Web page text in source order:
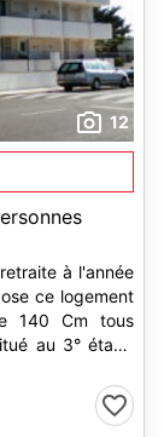
12
à l'année
140 Cm tous